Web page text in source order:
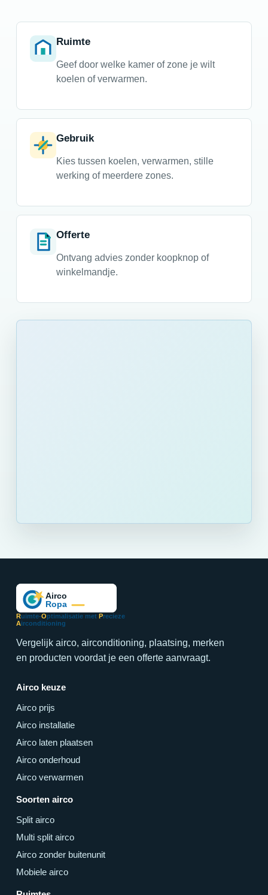
Ruimte
Geef door welke kamer of zone je wilt
koelen of verwarmen.
Gebruik
Kies tussen koelen, verwarmen, stille
werking of meerdere zones.
Offerte
Ontvang advies zonder koopknop of
winkelmandje.
Ruimte-Optimalisatie met Precieze
Airconditioning
Vergelijk airco, airconditioning, plaatsing, merken
en producten voordat je een offerte aanvraagt.
Airco keuze
Airco prijs
Airco installatie
Airco laten plaatsen
Airco onderhoud
Airco verwarmen
Soorten airco
Split airco
Multi split airco
Airco zonder buitenunit
Mobiele airco